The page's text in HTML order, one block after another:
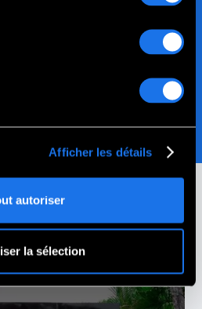
Afficher les détails
autoriser
la sélection
de clients